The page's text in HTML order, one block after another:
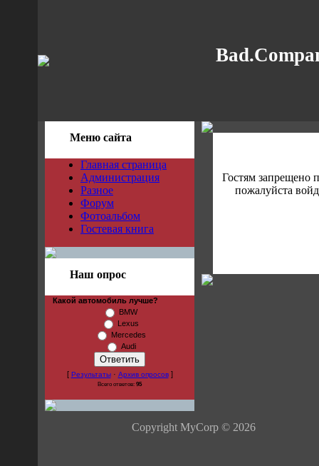
Меню сайта
Главная страница
Администрация
Разное
Форум
Фотоальбом
Гостевая книга
Наш опрос
Какой автомобиль лучше?
BMW
Lexus
Mercedes
Audi
[ Результаты· Архив опросов]
Всего ответов: 95
Гостям запрещено
пожалуйста
Copyright MyCorp © 2026